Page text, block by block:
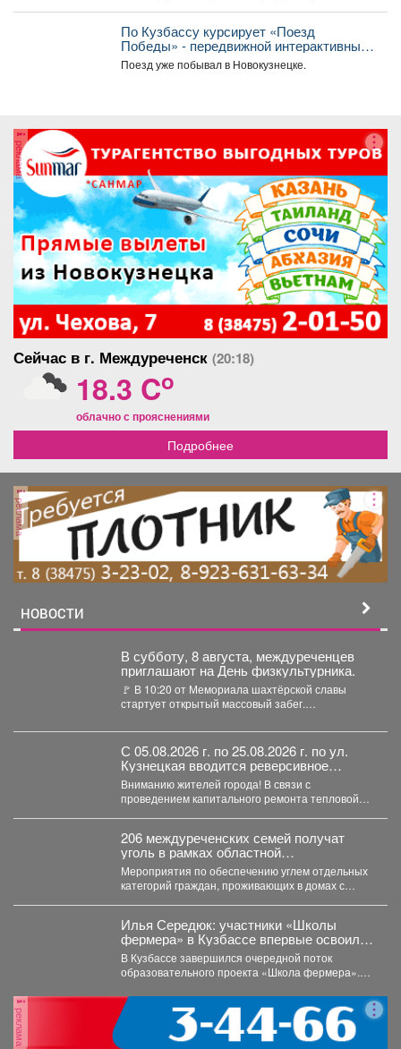
По Кузбассу курсирует «Поезд
Победы» - передвижной интерактивный
музей, рассказывающий о событиях
Великой Отечественной войны.
Поезд уже побывал в Новокузнецке.
реклама
Сейчас в г. Междуреченск (20:18)
18.3 Co
облачно с прояснениями
Подробнее
реклама
НОВОСТИ
В субботу, 8 августа, междуреченцев
приглашают на День физкультурника.
🚩 В 10:20 от Мемориала шахтёрской славы
стартует открытый массовый забег.
С 05.08.2026 г. по 25.08.2026 г. по ул.
Кузнецкая вводится реверсивное
движения для автотранспорта.
Вниманию жителей города! В связи с
проведением капитального ремонта тепловой
206 междуреченских семей получат
уголь в рамках областной
благотворительной акции.
Мероприятия по обеспечению углем отдельных
категорий граждан, проживающих в домах с
Илья Середюк: участники «Школы
фермера» в Кузбассе впервые освоили
работу с агродронами
В Кузбассе завершился очередной поток
образовательного проекта «Школа фермера».
реклама